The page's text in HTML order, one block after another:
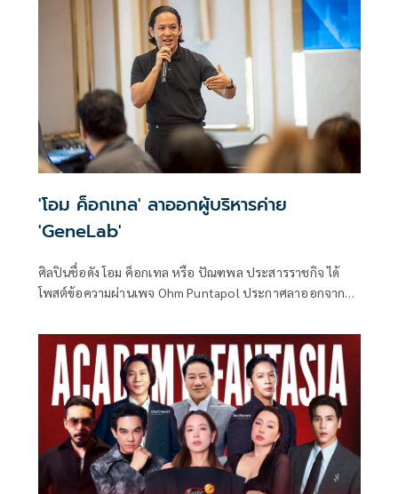
'โอม ค็อกเทล' ลาออกผู้บริหารค่าย
'GeneLab'
ศิลปินชื่อดัง โอม ค็อกเทล หรือ ปัณฑพล ประสารราชกิจ ได้
โพสต์ข้อความผ่านเพจ Ohm Puntapol ประกาศลาออกจาก
Man Down ยืนยัน GMM Grammy และ GMM Music เป็นทั้ง
บ้านและที่ทำงานที่เต็มไปด้วยเรื่องราวและความทรงจำที่ดี แต่
ขอออกไปทำอะไรตามใจตัวเองในวันที่ยังมีเรี่ยวแรงอยู่